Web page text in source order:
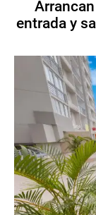
entrada y